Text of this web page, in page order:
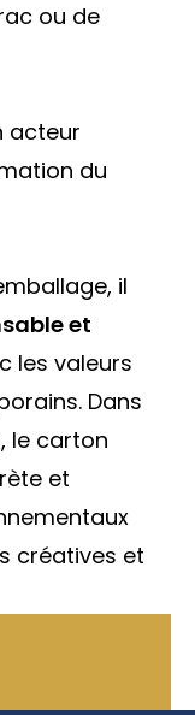
ou de
acteur
du
il
et
les valeurs
Dans
le carton
et
créatives et